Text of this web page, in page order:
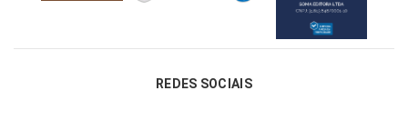
REDES SOCIAIS